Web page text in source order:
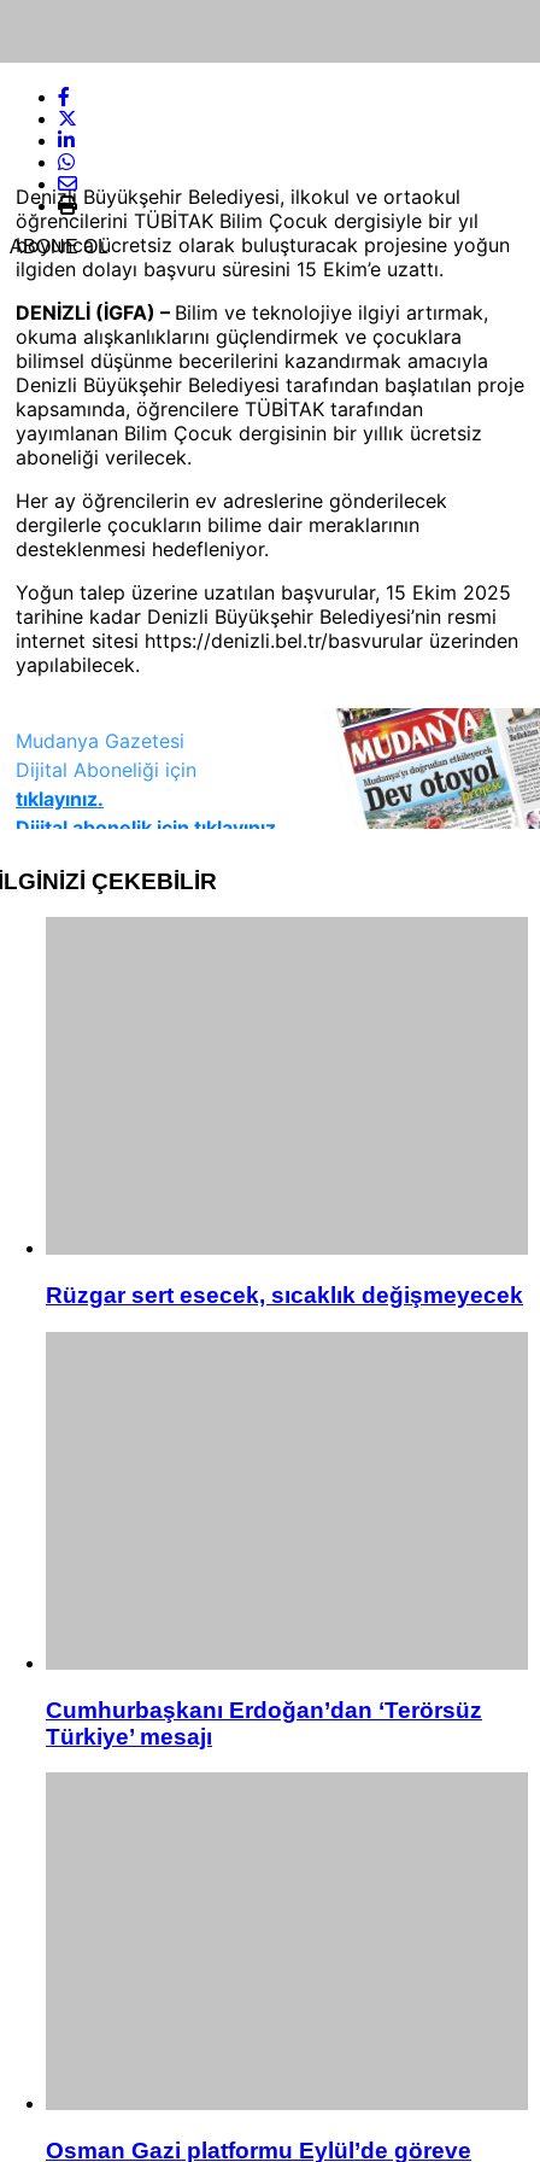
ABONE OL
Denizli Büyükşehir Belediyesi, ilkokul ve ortaokul
öğrencilerini TÜBİTAK Bilim Çocuk dergisiyle bir yıl
boyunca ücretsiz olarak buluşturacak projesine yoğun
ilgiden dolayı başvuru süresini 15 Ekim’e uzattı.
DENİZLİ (İGFA) – Bilim ve teknolojiye ilgiyi artırmak,
okuma alışkanlıklarını güçlendirmek ve çocuklara
bilimsel düşünme becerilerini kazandırmak amacıyla
Denizli Büyükşehir Belediyesi tarafından başlatılan proje
kapsamında, öğrencilere TÜBİTAK tarafından
yayımlanan Bilim Çocuk dergisinin bir yıllık ücretsiz
aboneliği verilecek.
Her ay öğrencilerin ev adreslerine gönderilecek
dergilerle çocukların bilime dair meraklarının
desteklenmesi hedefleniyor.
Yoğun talep üzerine uzatılan başvurular, 15 Ekim 2025
tarihine kadar Denizli Büyükşehir Belediyesi’nin resmi
internet sitesi https://denizli.bel.tr/basvurular üzerinden
yapılabilecek.
ÇEKEBİLİR
Rüzgar sert esecek, sıcaklık değişmeyecek
Cumhurbaşkanı Erdoğan’dan ‘Terörsüz
Türkiye’ mesajı
Osman Gazi platformu Eylül’de göreve